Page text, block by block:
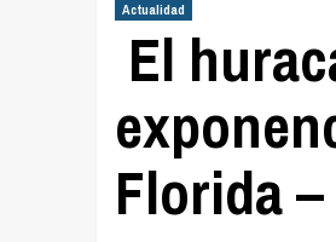
Actualidad
El
Florida